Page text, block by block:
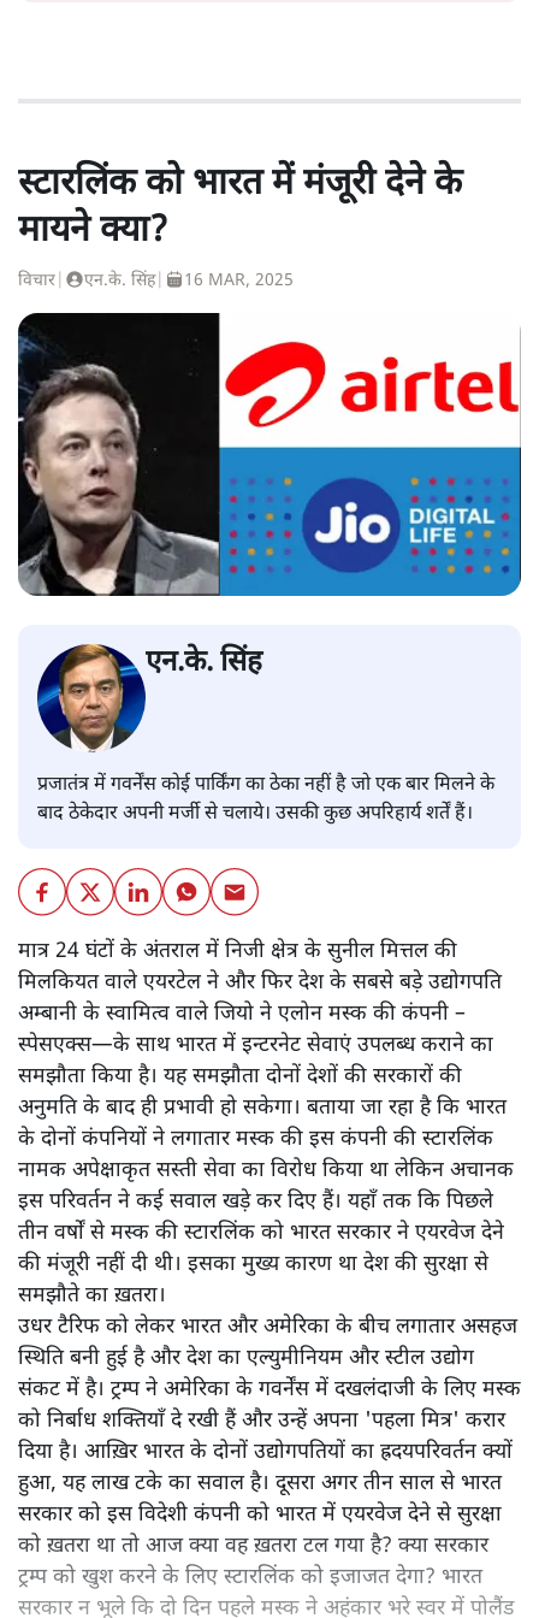
स्टारलिंक को भारत में मंजूरी देने के
मायने क्या?
विचार एन.के. सिंह| 16 MAR, 2025
एन.के. सिंह
प्रजातंत्र में गवर्नेंस कोई पार्किंग का ठेका नहीं है जो एक बार मिलने के
बाद ठेकेदार अपनी मर्जी से चलाये। उसकी कुछ अपरिहार्य शर्तें हैं।
मात्र 24 घंटों के अंतराल में निजी क्षेत्र के सुनील मित्तल की
मिलकियत वाले एयरटेल ने और फिर देश के सबसे बड़े उद्योगपति
अम्बानी के स्वामित्व वाले जियो ने एलोन मस्क की कंपनी –
स्पेसएक्स—के साथ भारत में इन्टरनेट सेवाएं उपलब्ध कराने का
समझौता किया है। यह समझौता दोनों देशों की सरकारों की
अनुमति के बाद ही प्रभावी हो सकेगा। बताया जा रहा है कि भारत
के दोनों कंपनियों ने लगातार मस्क की इस कंपनी की स्टारलिंक
नामक अपेक्षाकृत सस्ती सेवा का विरोध किया था लेकिन अचानक
इस परिवर्तन ने कई सवाल खड़े कर दिए हैं। यहाँ तक कि पिछले
तीन वर्षों से मस्क की स्टारलिंक को भारत सरकार ने एयरवेज देने
की मंजूरी नहीं दी थी। इसका मुख्य कारण था देश की सुरक्षा से
समझौते का ख़तरा।
उधर टैरिफ को लेकर भारत और अमेरिका के बीच लगातार असहज
स्थिति बनी हुई है और देश का एल्युमीनियम और स्टील उद्योग
संकट में है। ट्रम्प ने अमेरिका के गवर्नेंस में दखलंदाजी के लिए मस्क
को निर्बाध शक्तियाँ दे रखी हैं और उन्हें अपना 'पहला मित्र' करार
दिया है। आख़िर भारत के दोनों उद्योगपतियों का ह्रदयपरिवर्तन क्यों
हुआ, यह लाख टके का सवाल है। दूसरा अगर तीन साल से भारत
सरकार को इस विदेशी कंपनी को भारत में एयरवेज देने से सुरक्षा
को ख़तरा था तो आज क्या वह ख़तरा टल गया है? क्या सरकार
ट्रम्प को खुश करने के लिए स्टारलिंक को इजाजत देगा? भारत
सरकार न भूले कि दो दिन पहले मस्क ने अहंकार भरे स्वर में पोलैंड